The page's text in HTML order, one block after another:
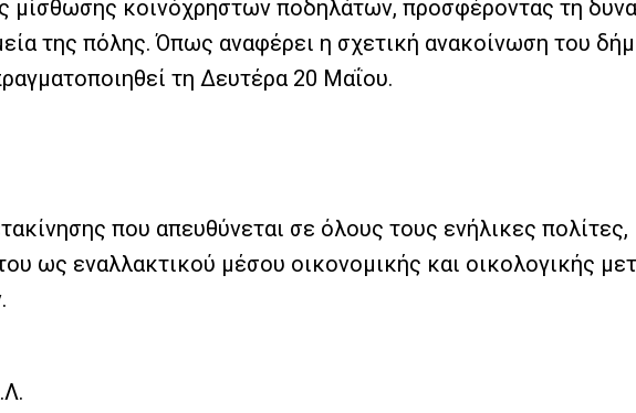
μίσθωσης κοινόχρηστων ποδηλάτων, προσφέροντας τη
της πόλης. Όπως αναφέρει η σχετική ανακοίνωση του
τη Δευτέρα 20 Μαΐου.
που απευθύνεται σε όλους τους ενήλικες
ως εναλλακτικού μέσου οικονομικής και οικολογικής